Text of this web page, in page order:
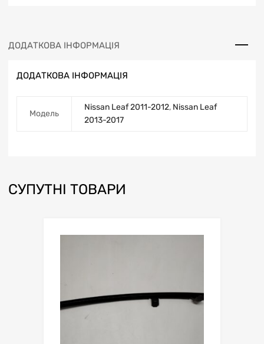
ДОДАТКОВА ІНФОРМАЦІЯ
ДОДАТКОВА ІНФОРМАЦІЯ
Модель
Nissan Leaf 2011-2012, Nissan Leaf
2013-2017
СУПУТНІ ТОВАРИ